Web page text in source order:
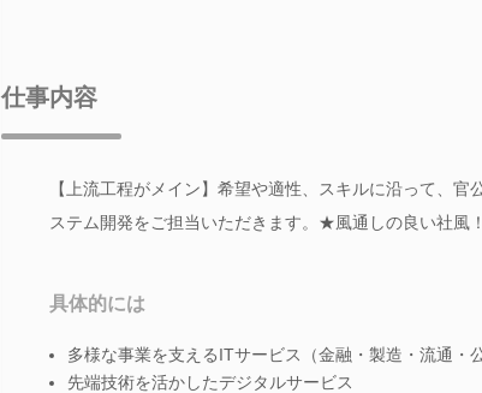
仕事内容
【上流工程がメイン】希望や適性、スキルに沿って、
ステム開発をご担当いただきます。★風通しの良い社風！
具体的には
多様な事業を支えるITサービス（金融・製造・流通・
先端技術を活かしたデジタルサービス